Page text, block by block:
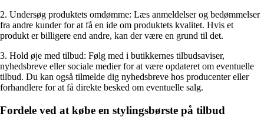
2. Undersøg produktets omdømme: Læs anmeldelser og bedømmelser
fra andre kunder for at få en ide om produktets kvalitet. Hvis et
produkt er billigere end andre, kan der være en grund til det.
3. Hold øje med tilbud: Følg med i butikkernes tilbudsaviser,
nyhedsbreve eller sociale medier for at være opdateret om eventuelle
tilbud. Du kan også tilmelde dig nyhedsbreve hos producenter eller
forhandlere for at få direkte besked om eventuelle salg.
Fordele ved at købe en stylingsbørste på tilbud